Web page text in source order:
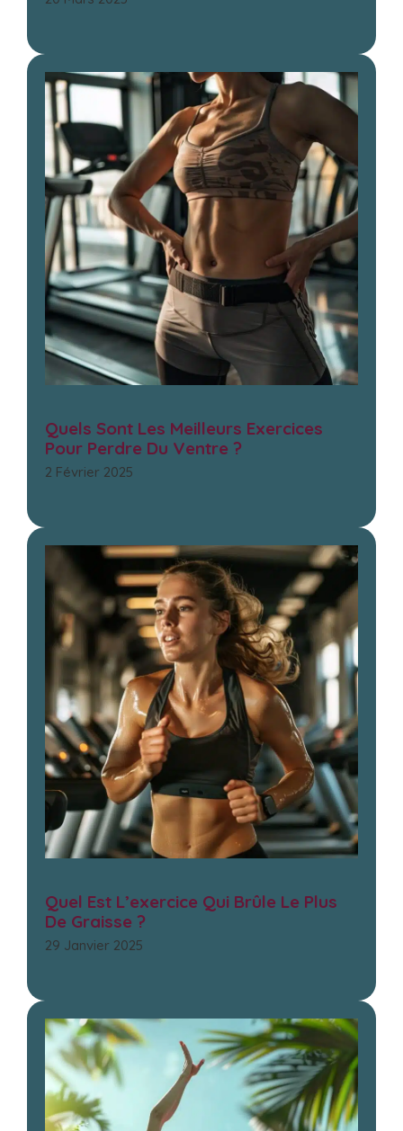
Quels Sont Les Meilleurs Exercices
Pour Perdre Du Ventre ?
2 Février 2025
Quel Est L’exercice Qui Brûle Le Plus
De Graisse ?
29 Janvier 2025